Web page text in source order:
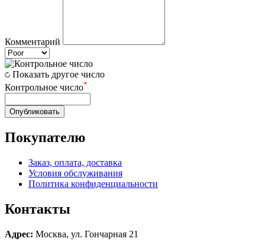
Комментарий
Показать другое число
Контрольное число*
Опубликовать
Покупателю
Заказ, оплата, доставка
Условия обслуживания
Политика конфиденциальности
Контакты
Адрес: Москва, ул. Гончарная 21